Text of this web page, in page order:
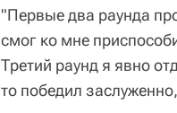
"Первые два раунда
смог ко мне
Третий раунд я явно
то победил